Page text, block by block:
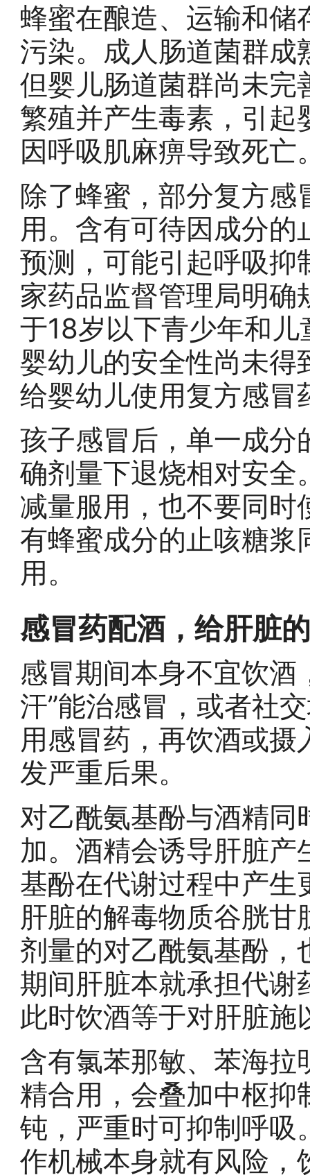
蜂蜜在酿造、运输和
污染。成人肠道菌群
但婴儿肠道菌群尚未
繁殖并产生毒素，引
因呼吸肌麻痹导致死亡
除了蜂蜜，部分复方
用。含有可待因成分
预测，可能引起呼吸抑
家药品监督管理局明
于18岁以下青少年和
婴幼儿的安全性尚未
给婴幼儿使用复方感冒
孩子感冒后，单一成
确剂量下退烧相对安
减量服用，也不要同
有蜂蜜成分的止咳糖浆
用。
感冒药配酒，给肝脏
感冒期间本身不宜饮酒
汗”能治感冒，或者社
用感冒药，再饮酒或
发严重后果。
对乙酰氨基酚与酒精
加。酒精会诱导肝脏
基酚在代谢过程中产
肝脏的解毒物质谷胱
剂量的对乙酰氨基酚
期间肝脏本就承担代
此时饮酒等于对肝脏
含有氯苯那敏、苯海
精合用，会叠加中枢
钝，严重时可抑制呼
作机械本身就有风险